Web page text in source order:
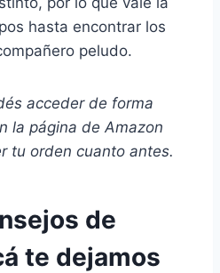
hasta encontrar los
peludo.
acceder de forma
la página de Amazon
tu orden cuanto antes.
de
te dejamos